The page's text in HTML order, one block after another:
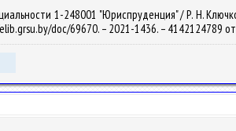
1-248001 "Юриспруденция" / Р. Н.
doc/69670. – 2021-1436. – 4142124789